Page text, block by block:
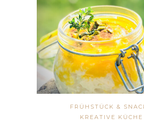
FRÜHSTÜCK &
KREATIVE KÜCHE